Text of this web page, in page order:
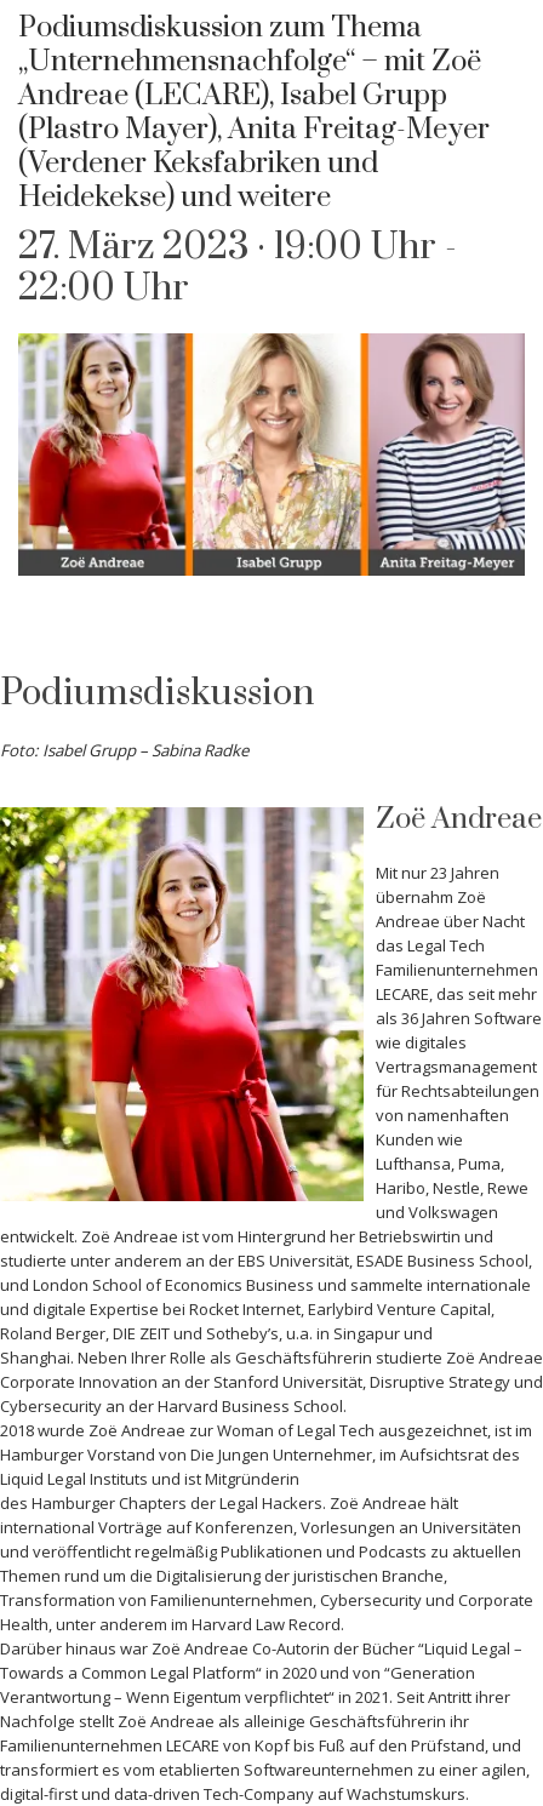
Podiumsdiskussion zum Thema
„Unternehmensnachfolge“ – mit Zoë
Andreae (LECARE), Isabel Grupp
(Plastro Mayer), Anita Freitag-Meyer
(Verdener Keksfabriken und
Heidekekse) und weitere
27. März 2023 · 19:00 Uhr -
22:00 Uhr
Podiumsdiskussion
Foto: Isabel Grupp – Sabina Radke
Zoë Andreae
Mit nur 23 Jahren
übernahm Zoë
Andreae über Nacht
das Legal Tech
Familienunternehmen
LECARE, das seit mehr
als 36 Jahren Software
wie digitales
Vertragsmanagement
für Rechtsabteilungen
von namenhaften
Kunden wie
Lufthansa, Puma,
Haribo, Nestle, Rewe
und Volkswagen
entwickelt. Zoë Andreae ist vom Hintergrund her Betriebswirtin und
studierte unter anderem an der EBS Universität, ESADE Business School,
und London School of Economics Business und sammelte internationale
und digitale Expertise bei Rocket Internet, Earlybird Venture Capital,
Roland Berger, DIE ZEIT und Sotheby’s, u.a. in Singapur und
Shanghai. Neben Ihrer Rolle als Geschäftsführerin studierte Zoë Andreae
Corporate Innovation an der Stanford Universität, Disruptive Strategy und
Cybersecurity an der Harvard Business School.
2018 wurde Zoë Andreae zur Woman of Legal Tech ausgezeichnet, ist im
Hamburger Vorstand von Die Jungen Unternehmer, im Aufsichtsrat des
Liquid Legal Instituts und ist Mitgründerin
des Hamburger Chapters der Legal Hackers. Zoë Andreae hält
international Vorträge auf Konferenzen, Vorlesungen an Universitäten
und veröffentlicht regelmäßig Publikationen und Podcasts zu aktuellen
Themen rund um die Digitalisierung der juristischen Branche,
Transformation von Familienunternehmen, Cybersecurity und Corporate
Health, unter anderem im Harvard Law Record.
Darüber hinaus war Zoë Andreae Co-Autorin der Bücher “Liquid Legal –
Towards a Common Legal Platform“ in 2020 und von “Generation
Verantwortung – Wenn Eigentum verpflichtet“ in 2021. Seit Antritt ihrer
Nachfolge stellt Zoë Andreae als alleinige Geschäftsführerin ihr
Familienunternehmen LECARE von Kopf bis Fuß auf den Prüfstand, und
transformiert es vom etablierten Softwareunternehmen zu einer agilen,
digital-first und data-driven Tech-Company auf Wachstumskurs.